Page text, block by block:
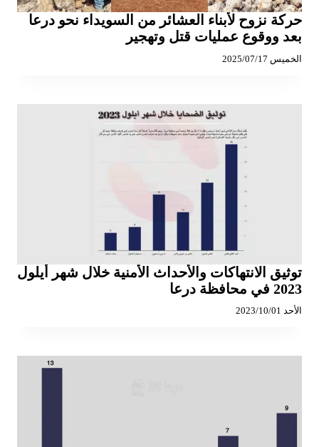
حركة نزوح لأبناء العشائر من السويداء نحو درعا
بعد ووقوع عمليات قتل وتهجير
الخميس 2025/07/17
توثيق الانتهاكات والأحداث الأمنية خلال شهر أيلول
2023 في محافظة درعا
الأحد 2023/10/01